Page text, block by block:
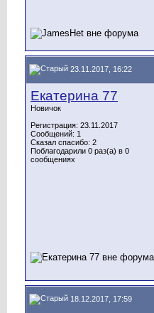
23.11.2017, 16:22
Екатерина 77
Новичок
Регистрация: 23.11.2017
Сообщений: 1
Сказал спасибо: 2
Поблагодарили 0 раз(а) в 0
сообщениях
18.12.2017, 17:59